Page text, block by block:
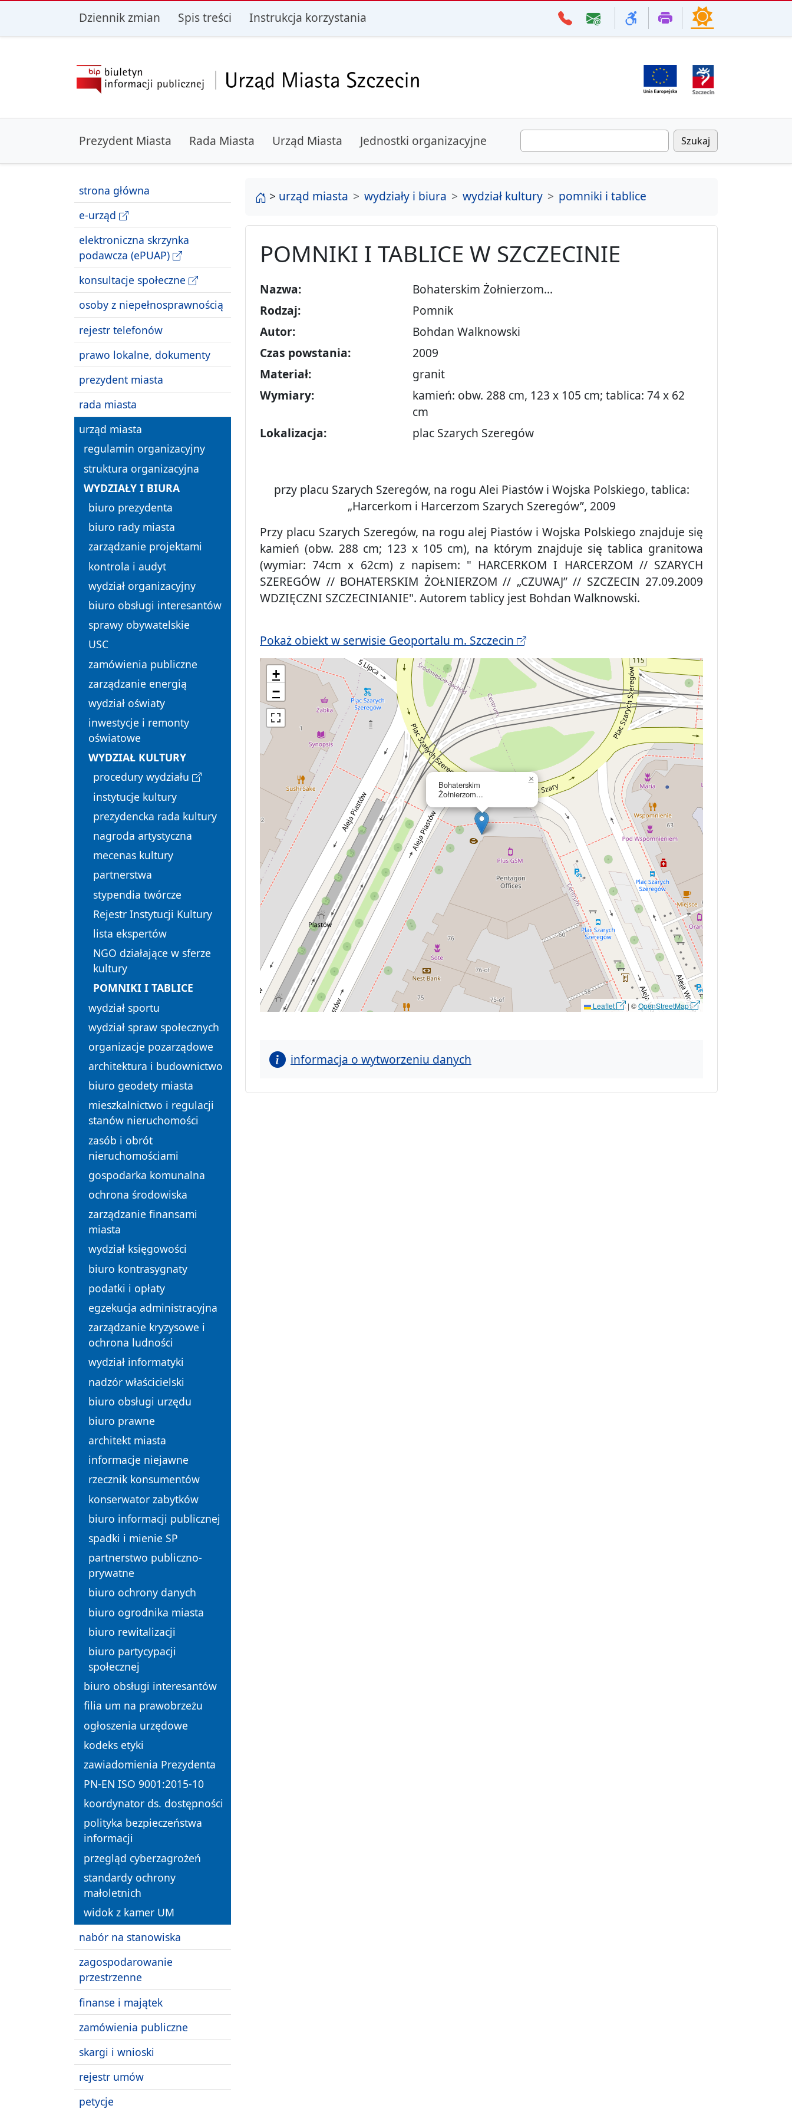
przejdź do głównego menu przejdź do treści
Dziennik zmian Spis treści Instrukcja korzystania
Prezydent Miasta Rada Miasta Urząd Miasta Jednostki organizacyjne Szukaj
strona główna
e-urząd
elektroniczna skrzynka
podawcza (ePUAP)
konsultacje społeczne
osoby z niepełnosprawnością
rejestr telefonów
prawo lokalne, dokumenty
prezydent miasta
rada miasta
urząd miasta
regulamin organizacyjny
struktura organizacyjna
WYDZIAŁY I BIURA
biuro prezydenta
biuro rady miasta
zarządzanie projektami
kontrola i audyt
wydział organizacyjny
biuro obsługi interesantów
sprawy obywatelskie
USC
zamówienia publiczne
zarządzanie energią
wydział oświaty
inwestycje i remonty
oświatowe
WYDZIAŁ KULTURY
procedury wydziału
instytucje kultury
prezydencka rada kultury
nagroda artystyczna
mecenas kultury
partnerstwa
stypendia twórcze
Rejestr Instytucji Kultury
lista ekspertów
NGO działające w sferze
kultury
POMNIKI I TABLICE
wydział sportu
wydział spraw społecznych
organizacje pozarządowe
architektura i budownictwo
biuro geodety miasta
mieszkalnictwo i regulacji
stanów nieruchomości
zasób i obrót
nieruchomościami
gospodarka komunalna
ochrona środowiska
zarządzanie finansami
miasta
wydział księgowości
biuro kontrasygnaty
podatki i opłaty
egzekucja administracyjna
zarządzanie kryzysowe i
ochrona ludności
wydział informatyki
nadzór właścicielski
biuro obsługi urzędu
biuro prawne
architekt miasta
informacje niejawne
rzecznik konsumentów
konserwator zabytków
biuro informacji publicznej
spadki i mienie SP
partnerstwo publiczno-
prywatne
biuro ochrony danych
biuro ogrodnika miasta
biuro rewitalizacji
biuro partycypacji
społecznej
biuro obsługi interesantów
filia um na prawobrzeżu
ogłoszenia urzędowe
kodeks etyki
zawiadomienia Prezydenta
PN-EN ISO 9001:2015-10
koordynator ds. dostępności
polityka bezpieczeństwa
informacji
przegląd cyberzagrożeń
standardy ochrony
małoletnich
widok z kamer UM
nabór na stanowiska
zagospodarowanie
przestrzenne
finanse i majątek
zamówienia publiczne
skargi i wnioski
rejestr umów
petycje
strona główna
> urząd miasta wydziały i biura wydział kultury pomniki i tablice
POMNIKI I TABLICE W SZCZECINIE
Nazwa:
Bohaterskim Żołnierzom...
Rodzaj:
Pomnik
Autor:
Bohdan Walknowski
Czas powstania:
2009
Materiał:
granit
Wymiary:
kamień: obw. 288 cm, 123 x 105 cm; tablica: 74 x 62
cm
Lokalizacja:
plac Szarych Szeregów
przy placu Szarych Szeregów, na rogu Alei Piastów i Wojska Polskiego, tablica:
„Harcerkom i Harcerzom Szarych Szeregów”, 2009
Przy placu Szarych Szeregów, na rogu alej Piastów i Wojska Polskiego znajduje się
kamień (obw. 288 cm; 123 x 105 cm), na którym znajduje się tablica granitowa
(wymiar: 74cm x 62cm) z napisem: " HARCERKOM I HARCERZOM // SZARYCH
SZEREGÓW // BOHATERSKIM ŻOŁNIERZOM // „CZUWAJ” // SZCZECIN 27.09.2009
WDZIĘCZNI SZCZECINIANIE". Autorem tablicy jest Bohdan Walknowski.
Pokaż obiekt w serwisie Geoportalu m. Szczecin
Bohaterskim
Żołnierzom...
×
+
−
Leaflet | ©OpenStreetMap
informacja o wytworzeniu danych